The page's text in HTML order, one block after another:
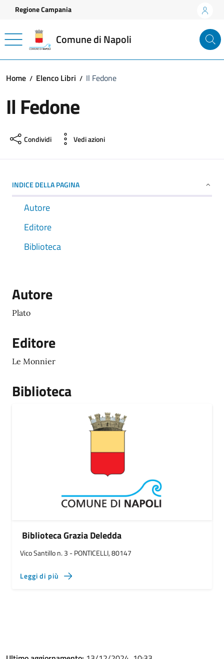
Vai ai contenuti
Vai al footer
Regione Campania
Comune di Napoli
Home Elenco Libri Il Fedone
Il Fedone
Condividi Vedi azioni
INDICE DELLA PAGINA
Autore
Editore
Biblioteca
Autore
Plato
Editore
Le Monnier
Biblioteca
Biblioteca Grazia Deledda
Vico Santillo n. 3 - PONTICELLI, 80147
Leggi di più